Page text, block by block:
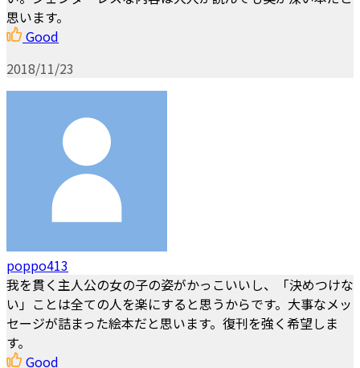
思います。
Good
2018/11/23
poppo413
我を貫く主人公の女の子の姿がかっこいいし、「決めつけな
い」ことは全ての人を楽にすると思うからです。大事なメッ
セージが詰まった絵本だと思います。復刊を強く希望しま
す。
Good